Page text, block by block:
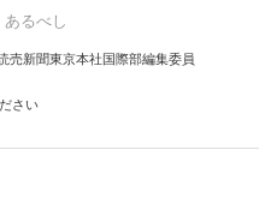
るべし
売新聞東京本社国際部編集委員
さい